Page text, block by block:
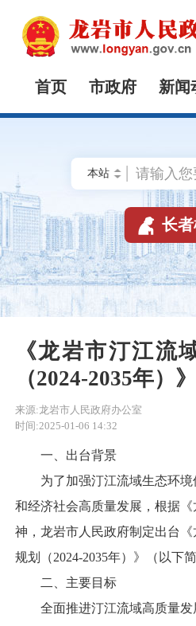
首页 市政府 新闻
 长
《龙岩市汀江流
（2024-2035年）
来源:龙岩市人民政府办公室
时间:2025-01-06 14:32
一、出台背景
为了加强汀江流域生态环境
和经济社会高质量发展，根据
神，龙岩市人民政府制定出台
规划（2024-2035年）》（以下
二、主要目标
全面推进汀江流域高质量发